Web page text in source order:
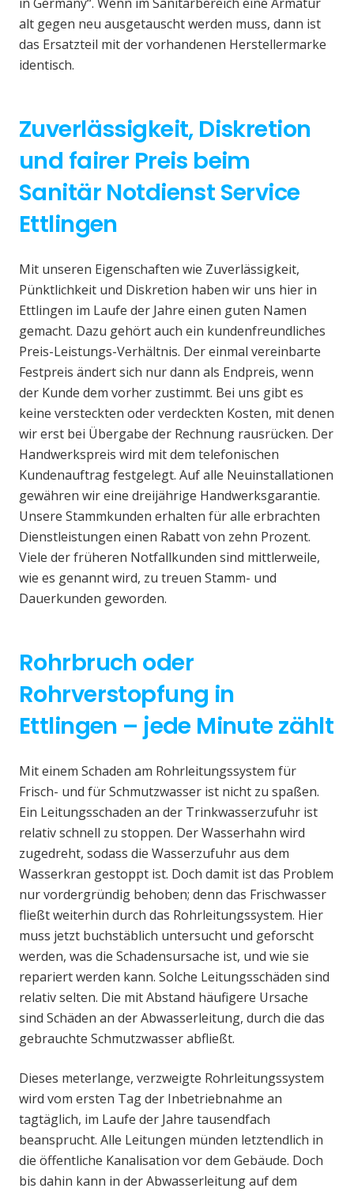
alt gegen neu ausgetauscht werden muss, dann ist
das Ersatzteil mit der vorhandenen Herstellermarke
identisch.
Zuverlässigkeit, Diskretion
und fairer Preis beim
Sanitär Notdienst Service
Ettlingen
Mit unseren Eigenschaften wie Zuverlässigkeit,
Pünktlichkeit und Diskretion haben wir uns hier in
Ettlingen im Laufe der Jahre einen guten Namen
gemacht. Dazu gehört auch ein kundenfreundliches
Preis-Leistungs-Verhältnis. Der einmal vereinbarte
Festpreis ändert sich nur dann als Endpreis, wenn
der Kunde dem vorher zustimmt. Bei uns gibt es
keine versteckten oder verdeckten Kosten, mit denen
wir erst bei Übergabe der Rechnung rausrücken. Der
Handwerkspreis wird mit dem telefonischen
Kundenauftrag festgelegt. Auf alle Neuinstallationen
gewähren wir eine dreijährige Handwerksgarantie.
Unsere Stammkunden erhalten für alle erbrachten
Dienstleistungen einen Rabatt von zehn Prozent.
Viele der früheren Notfallkunden sind mittlerweile,
wie es genannt wird, zu treuen Stamm- und
Dauerkunden geworden.
Rohrbruch oder
Rohrverstopfung in
Ettlingen – jede Minute zählt
Mit einem Schaden am Rohrleitungssystem für
Frisch- und für Schmutzwasser ist nicht zu spaßen.
Ein Leitungsschaden an der Trinkwasserzufuhr ist
relativ schnell zu stoppen. Der Wasserhahn wird
zugedreht, sodass die Wasserzufuhr aus dem
Wasserkran gestoppt ist. Doch damit ist das Problem
nur vordergründig behoben; denn das Frischwasser
fließt weiterhin durch das Rohrleitungssystem. Hier
muss jetzt buchstäblich untersucht und geforscht
werden, was die Schadensursache ist, und wie sie
repariert werden kann. Solche Leitungsschäden sind
relativ selten. Die mit Abstand häufigere Ursache
sind Schäden an der Abwasserleitung, durch die das
gebrauchte Schmutzwasser abfließt.
Dieses meterlange, verzweigte Rohrleitungssystem
wird vom ersten Tag der Inbetriebnahme an
tagtäglich, im Laufe der Jahre tausendfach
beansprucht. Alle Leitungen münden letztendlich in
die öffentliche Kanalisation vor dem Gebäude. Doch
bis dahin kann in der Abwasserleitung auf dem